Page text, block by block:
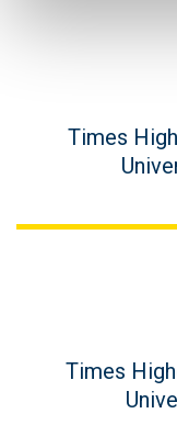
Figure
description
Times
Figure
description
Times